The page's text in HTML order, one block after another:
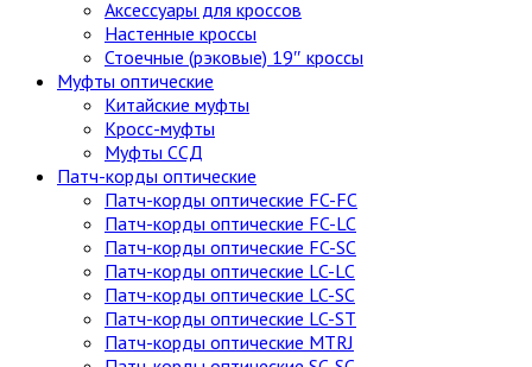
Аксессуары для кроссов
Настенные кроссы
Стоечные (рэковые) 19″ кроссы
Муфты оптические
Китайские муфты
Кросс-муфты
Муфты ССД
Патч-корды оптические
Патч-корды оптические FC-FC
Патч-корды оптические FC-LC
Патч-корды оптические FC-SC
Патч-корды оптические LC-LC
Патч-корды оптические LC-SC
Патч-корды оптические LC-ST
Патч-корды оптические MTRJ